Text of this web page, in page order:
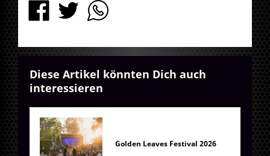
Diese Artikel könnten Dich auch
interessieren
Golden Leaves Festival 2026